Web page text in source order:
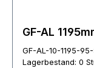
GF-AL
GF-AL-10-1195-
Lagerbestand: 0